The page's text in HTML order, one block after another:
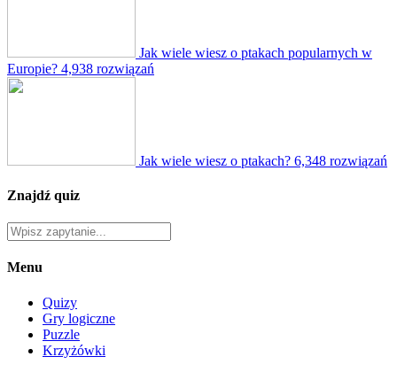
Jak wiele wiesz o ptakach popularnych w
Europie? 4,938 rozwiązań
Jak wiele wiesz o ptakach? 6,348 rozwiązań
Znajdź quiz
Menu
Quizy
Gry logiczne
Puzzle
Krzyżówki